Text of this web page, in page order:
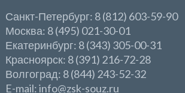
Санкт-Петербург: 8 (812) 603-59-90
Москва: 8 (495) 021-30-01
Екатеринбург: 8 (343) 305-00-31
Красноярск: 8 (391) 216-72-28
Волгоград: 8 (844) 243-52-32
E-mail: info@zsk-souz.ru